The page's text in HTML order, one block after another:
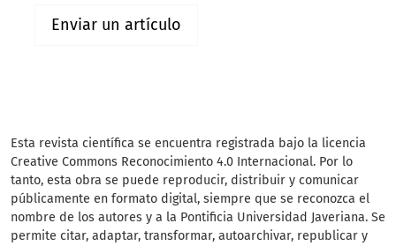
Enviar un artículo
Esta revista científica se encuentra registrada bajo la licencia
Creative Commons Reconocimiento 4.0 Internacional. Por lo
tanto, esta obra se puede reproducir, distribuir y comunicar
públicamente en formato digital, siempre que se reconozca el
nombre de los autores y a la Pontificia Universidad Javeriana. Se
permite citar, adaptar, transformar, autoarchivar, republicar y